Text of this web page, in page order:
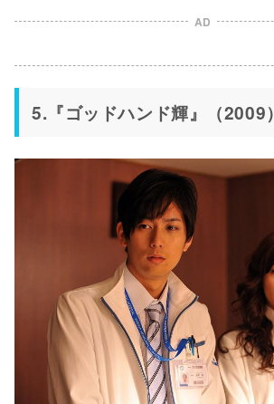
AD
5.『ゴッドハンド輝』（2009）